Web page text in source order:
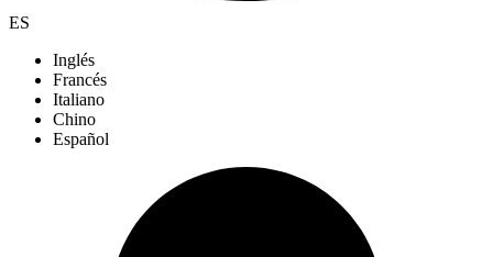
ES
Inglés
Francés
Italiano
Chino
Español